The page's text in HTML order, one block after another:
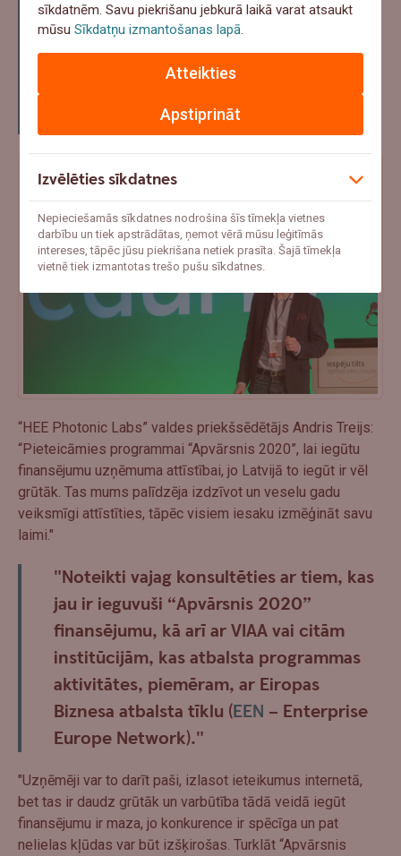
lai, sagatavotu konkurētspējīgu
pieteikumu, ir jābūt gataviem cītīgi
strādāt vairākus mēnešus, paturot prātā
varbūtību, ka projekts var arī nesaņemt
finansējumu.”
“HEE Photonic Labs” valdes priekšsēdētājs Andris Treijs:
“Pieteicāmies programmai “Apvārsnis 2020”, lai iegūtu
finansējumu uzņēmuma attīstībai, jo Latvijā to iegūt ir vēl
grūtāk. Tas mums palīdzēja izdzīvot un veselu gadu
veiksmīgi attīstīties, tāpēc visiem iesaku izmēģināt savu
laimi."
"Noteikti vajag konsultēties ar tiem, kas
jau ir ieguvuši “Apvārsnis 2020”
finansējumu, kā arī ar VIAA vai citām
institūcijām, kas atbalsta programmas
aktivitātes, piemēram, ar Eiropas
Biznesa atbalsta tīklu (EEN – Enterprise
Europe Network)."
"Uzņēmēji var to darīt paši, izlasot ieteikumus internetā,
bet tas ir daudz grūtāk un varbūtība tādā veidā iegūt
finansējumu ir maza, jo konkurence ir spēcīga un pat
nelielas kļūdas var būt izšķirošas. Turklāt “Apvārsnis
sīkdatnēm. Savu piekrišanu jebkurā laikā varat atsaukt
mūsuSīkdatņu izmantošanas lapā
Apstiprināt
Atteikties
Izvēlēties sīkdatnes
Nepieciešamās sīkdatnes nodrošina šīs tīmekļa vietnes
darbību un tiek apstrādātas, ņemot vērā mūsu leģitīmās
intereses, tāpēc jūsu piekrišana netiek prasīta. Šajā tīmekļa
vietnē tiek izmantotas trešo pušu sīkdatnes.